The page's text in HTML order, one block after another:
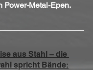
Power-Metal-Epen.
aus Stahl – die
spricht Bände: